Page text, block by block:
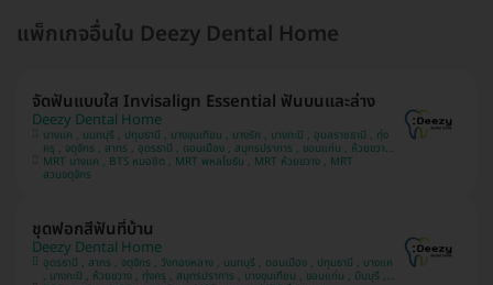
แพ็กเกจอื่นใน Deezy Dental Home
จัดฟันแบบใส Invisalign Essential ฟันบนและล่าง
Deezy Dental Home
บางแค , นนทบุรี , ปทุมธานี , บางขุนเทียน , บางรัก , บางกะปิ , อุบลราชธานี , ทุ่ง
ครุ , จตุจักร , สาทร , อุดรธานี , ดอนเมือง , สมุทรปราการ , ขอนแก่น , ห้วยขวาง
, วังทองหลาง , มีนบุรี
MRT บางแค , BTS หมอชิต , MRT พหลโยธิน , MRT ห้วยขวาง , MRT
สวนจตุจักร
ชุดฟอกสีฟันที่บ้าน
Deezy Dental Home
อุดรธานี , สาทร , จตุจักร , วังทองหลาง , นนทบุรี , ดอนเมือง , ปทุมธานี , บางแค
, บางกะปิ , ห้วยขวาง , ทุ่งครุ , สมุทรปราการ , บางขุนเทียน , ขอนแก่น , มีนบุรี ,